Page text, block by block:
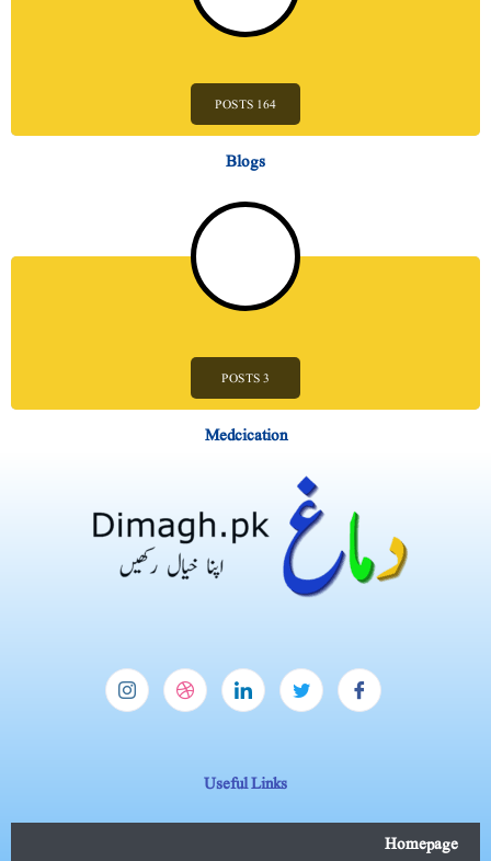
164 POSTS
Blogs
3 POSTS
Medcication
Useful Links
Homepage